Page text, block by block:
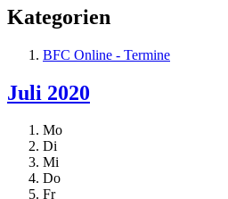
Kategorien
BFC Online - Termine
Juli 2020
Mo
Di
Mi
Do
Fr